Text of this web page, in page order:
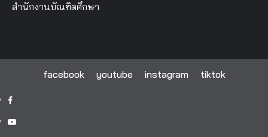
สำนักงานบัณฑิตศึกษา
facebook youtube instagram tiktok
facebook
youtube